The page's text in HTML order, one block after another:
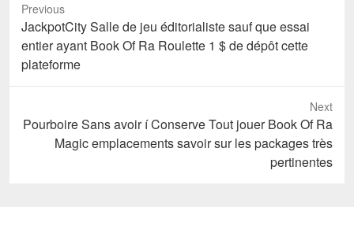
Previous
Previous
post:
JackpotCity Salle de jeu éditorialiste sauf que essai
entier ayant Book Of Ra Roulette 1 $ de dépôt cette
plateforme
Next
Next
Pourboire Sans avoir í Conserve Tout jouer Book Of Ra
Magic emplacements savoir sur les packages très
pertinentes